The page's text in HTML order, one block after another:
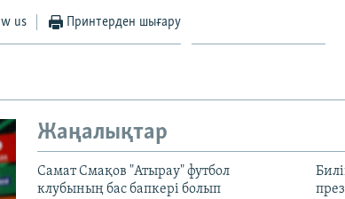
us Принтерден шығару
Жаңалықтар
Самат Смақов "Атырау" футбол
клубының бас бапкері болып